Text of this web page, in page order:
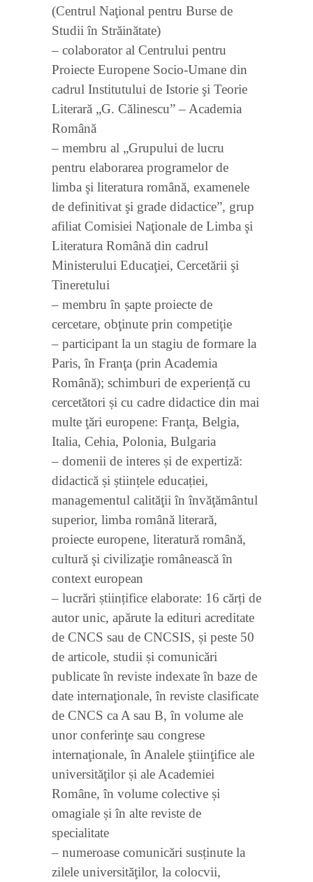
(Centrul Naţional pentru Burse de
Studii în Străinătate)
– colaborator al Centrului pentru
Proiecte Europene Socio-Umane din
cadrul Institutului de Istorie şi Teorie
Literară „G. Călinescu” – Academia
Română
– membru al „Grupului de lucru
pentru elaborarea programelor de
limba şi literatura română, examenele
de definitivat şi grade didactice”, grup
afiliat Comisiei Naţionale de Limba şi
Literatura Română din cadrul
Ministerului Educaţiei, Cercetării şi
Tineretului
– membru în șapte proiecte de
cercetare, obţinute prin competiţie
– participant la un stagiu de formare la
Paris, în Franţa (prin Academia
Română); schimburi de experiență cu
cercetători și cu cadre didactice din mai
multe ţări europene: Franţa, Belgia,
Italia, Cehia, Polonia, Bulgaria
– domenii de interes și de expertiză:
didactică și științele educației,
managementul calităţii în învăţământul
superior, limba română literară,
proiecte europene, literatură română,
cultură şi civilizaţie românească în
context european
– lucrări științifice elaborate: 16 cărți de
autor unic, apărute la edituri acreditate
de CNCS sau de CNCSIS, și peste 50
de articole, studii și comunicări
publicate în reviste indexate în baze de
date internaţionale, în reviste clasificate
de CNCS ca A sau B, în volume ale
unor conferinţe sau congrese
internaţionale, în Analele ştiinţifice ale
universităţilor și ale Academiei
Române, în volume colective și
omagiale și în alte reviste de
specialitate
– numeroase comunicări susținute la
zilele universităţilor, la colocvii,